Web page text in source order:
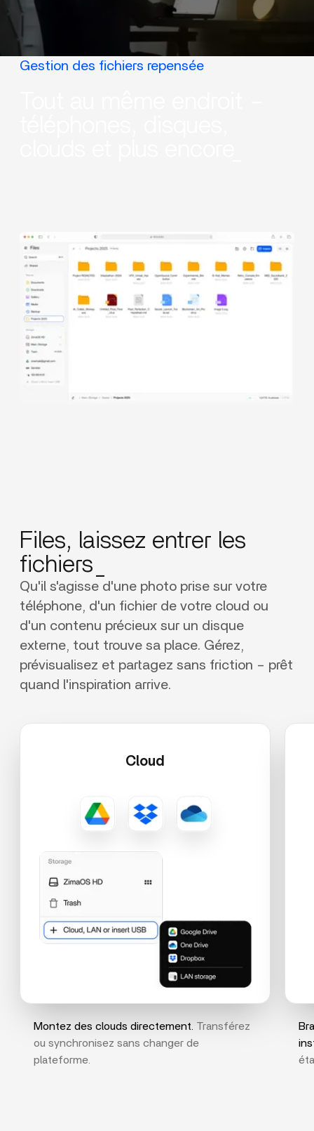
Gestion des fichiers repensée
Files, laissez entrer les
fichiers_
Qu'il s'agisse d'une photo prise sur votre
téléphone, d'un fichier de votre cloud ou
d'un contenu précieux sur un disque
externe, tout trouve sa place. Gérez,
prévisualisez et partagez sans friction – prêt
quand l'inspiration arrive.
Cloud
Montez des clouds directement. Transférez
ou synchronisez sans changer de
plateforme.